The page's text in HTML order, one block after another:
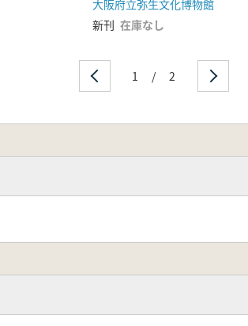
大阪府立弥生文化博物館
新刊 在庫なし
1 / 2